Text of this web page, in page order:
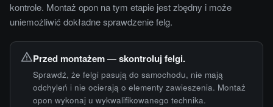
kontrole. Montaż opon na tym etapie jest zbędny i może
uniemożliwić dokładne sprawdzenie felg.
Przed montażem — skontroluj felgi.
Sprawdź, że felgi pasują do samochodu, nie mają
odchyleń i nie ocierają o elementy zawieszenia. Montaż
opon wykonaj u wykwalifikowanego technika.